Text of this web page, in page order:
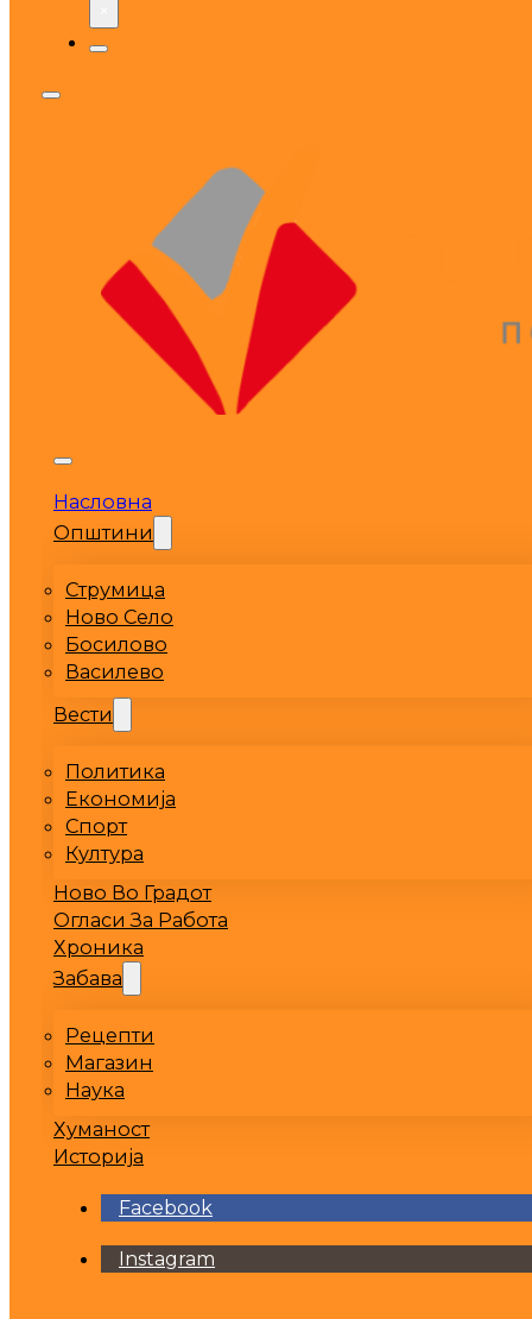
Насловна
Општини
Струмица
Ново Село
Босилово
Василево
Вести
Политика
Економија
Спорт
Култура
Ново Во Градот
Огласи За Работа
Хроника
Забава
Рецепти
Магазин
Наука
Хуманост
Историја
Facebook
Instagram